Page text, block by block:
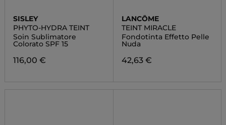
SISLEY
PHYTO-HYDRA TEINT
Soin Sublimatore
Colorato SPF 15
116,00 €
LANCÔME
TEINT MIRACLE
Fondotinta Effetto Pelle
Nuda
42,63 €